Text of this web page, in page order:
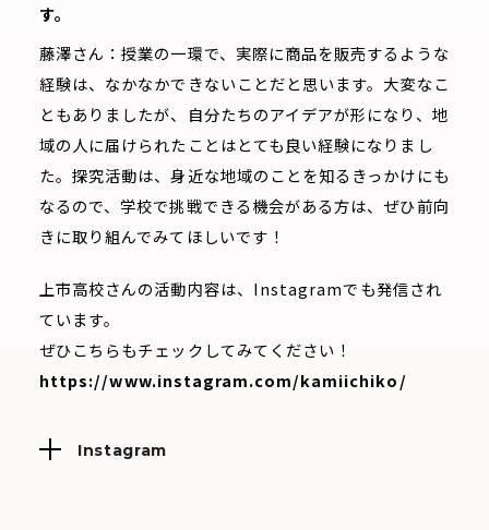
す。
藤澤さん：授業の一環で、実際に商品を販売するような
経験は、なかなかできないことだと思います。大変なこ
ともありましたが、自分たちのアイデアが形になり、地
域の人に届けられたことはとても良い経験になりまし
た。探究活動は、身近な地域のことを知るきっかけにも
なるので、学校で挑戦できる機会がある方は、ぜひ前向
きに取り組んでみてほしいです！
上市高校さんの活動内容は、Instagramでも発信され
ています。
ぜひこちらもチェックしてみてください！
https://www.instagram.com/kamiichiko/
Instagram